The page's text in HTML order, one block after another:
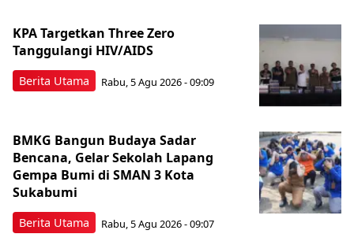
Berita Utama
KPA Targetkan Three Zero
Tanggulangi HIV/AIDS
Rabu, 5 Agu 2026 - 09:09
Berita Utama
BMKG Bangun Budaya Sadar
Bencana, Gelar Sekolah Lapang
Gempa Bumi di SMAN 3 Kota
Sukabumi
Rabu, 5 Agu 2026 - 09:07